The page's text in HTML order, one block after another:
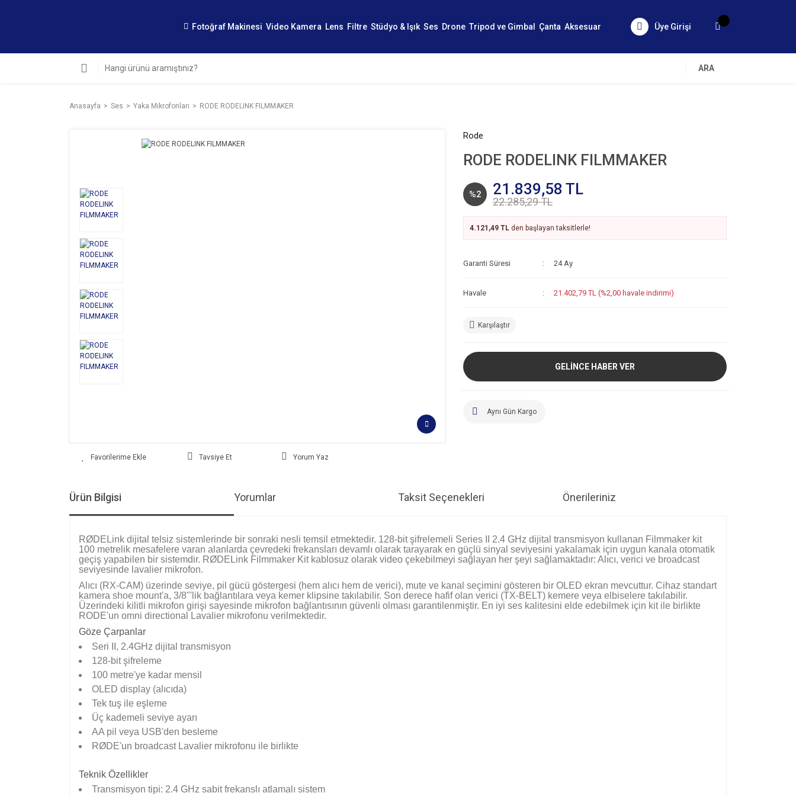
Fotoğraf Makinesi Video Kamera Lens Filtre Stüdyo & Işık Ses Drone Tripod ve Gimbal Çanta Aksesuar Üye Girişi
ARA
Anasayfa Ses Yaka Mikrofonları RODE RODELINK FILMMAKER
Tavsiye Et Yorum Yaz
Rode
RODE RODELINK FILMMAKER
%2 21.839,58 TL
22.285,29 TL
4.121,49 TL den başlayan taksitlerle!
Garanti Süresi 24 Ay
Havale 21.402,79 TL (%2,00 havale indirimi)
Karşılaştır
GELİNCE HABER VER
Aynı Gün Kargo
Ürün Bilgisi Yorumlar Taksit Seçenekleri Önerileriniz
RØDELink dijital telsiz sistemlerinde bir sonraki nesli temsil etmektedir. 128-bit şifrelemeli Series II 2.4 GHz dijital transmisyon kullanan Filmmaker kit
100 metrelik mesafelere varan alanlarda çevredeki frekansları devamlı olarak tarayarak en güçlü sinyal seviyesini yakalamak için uygun kanala otomatik
geçiş yapabilen bir sistemdir. RØDELink Filmmaker Kit kablosuz olarak video çekebilmeyi sağlayan her şeyi sağlamaktadır: Alıcı, verici ve broadcast
seviyesinde lavalier mikrofon.
Alıcı (RX-CAM) üzerinde seviye, pil gücü göstergesi (hem alıcı hem de verici), mute ve kanal seçimini gösteren bir OLED ekran mevcuttur. Cihaz standart
kamera shoe mount'a, 3/8"'lik bağlantılara veya kemer klipsine takılabilir. Son derece hafif olan verici (TX-BELT) kemere veya elbiselere takılabilir.
Üzerindeki kilitli mikrofon girişi sayesinde mikrofon bağlantısının güvenli olması garantilenmiştir. En iyi ses kalitesini elde edebilmek için kit ile birlikte
RODE'un omni directional Lavalier mikrofonu verilmektedir.
Göze Çarpanlar
Seri II, 2.4GHz dijital transmisyon
128-bit şifreleme
100 metre'ye kadar mensil
OLED display (alıcıda)
Tek tuş ile eşleme
Üç kademeli seviye ayarı
AA pil veya USB'den besleme
RØDE'un broadcast Lavalier mikrofonu ile birlikte
Teknik Özellikler
Transmisyon tipi: 2.4 GHz sabit frekanslı atlamalı sistem